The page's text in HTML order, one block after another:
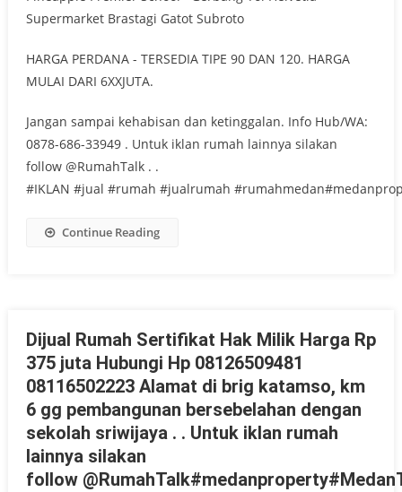
Supermarket Brastagi Gatot Subroto
HARGA PERDANA - TERSEDIA TIPE 90 DAN 120. HARGA
MULAI DARI 6XXJUTA.
Jangan sampai kehabisan dan ketinggalan. Info Hub/WA:
0878-686-33949 . Untuk iklan rumah lainnya silakan
follow @RumahTalk . .
#IKLAN #jual #rumah #jualrumah
Continue Reading
Dijual Rumah Sertifikat Hak Milik Harga Rp
375 juta Hubungi Hp 08126509481
08116502223 Alamat di brig katamso, km
6 gg pembangunan bersebelahan dengan
sekolah sriwijaya . . Untuk iklan rumah
lainnya silakan
follow